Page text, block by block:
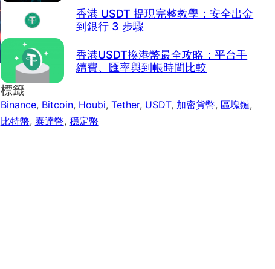
香港 USDT 提現完整教學：安全出金
到銀行 3 步驟
香港USDT換港幣最全攻略：平台手
續費、匯率與到帳時間比較
標籤
Binance, Bitcoin, Houbi, Tether, USDT, 加密貨幣, 區塊鏈,
比特幣, 泰達幣, 穩定幣